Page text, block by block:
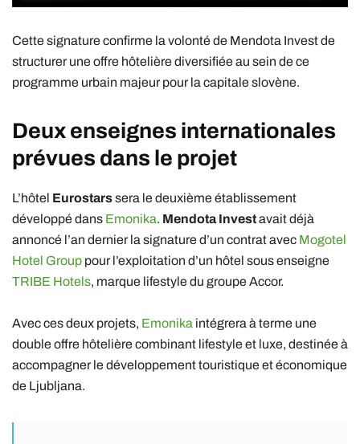
Cette signature confirme la volonté de Mendota Invest de
structurer une offre hôtelière diversifiée au sein de ce
programme urbain majeur pour la capitale slovène.
Deux enseignes internationales
prévues dans le projet
L’hôtel Eurostarssera le deuxième établissement
développé dans Emonika. Mendota Investavait déjà
annoncé l’an dernier la signature d’un contrat avec Mogotel
Hotel Group pour l’exploitation d’un hôtel sous enseigne
TRIBE Hotels, marque lifestyle du groupe Accor.
Avec ces deux projets, Emonika intégrera à terme une
double offre hôtelière combinant lifestyle et luxe, destinée à
accompagner le développement touristique et économique
de Ljubljana.